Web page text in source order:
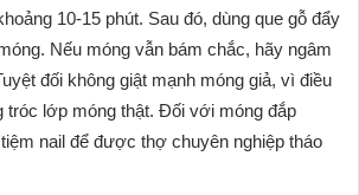
10-15 phút. Sau đó, dùng que gỗ đẩy
Nếu móng vẫn bám chắc, hãy ngâm
đối không giật mạnh móng giả, vì điều
tróc lớp móng thật. Đối với móng đắp
nail để được thợ chuyên nghiệp tháo